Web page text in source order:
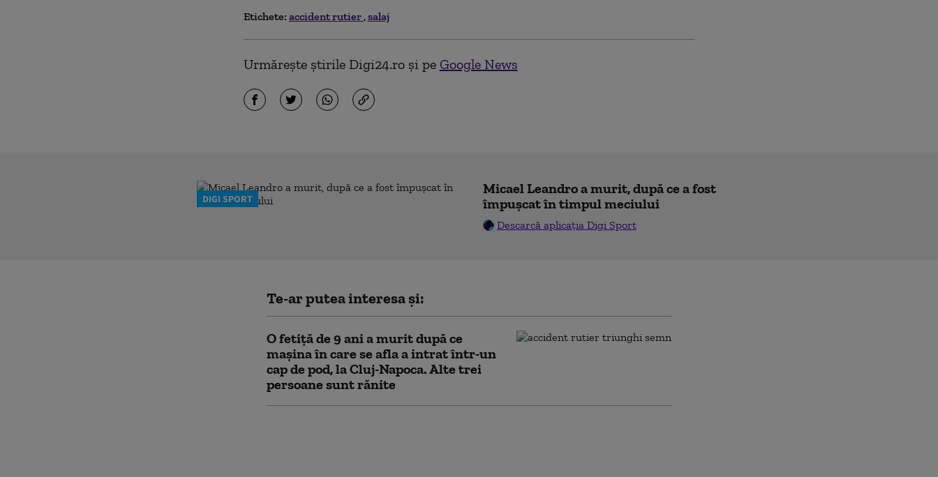
Etichete: accident rutier salaj
Urmărește știrile Digi24.ro și pe Google News
DIGI SPORT
Micael Leandro a murit, după ce a fost
împușcat în timpul meciului
Descarcă aplicația Digi Sport
Te-ar putea interesa și:
O fetiță de 9 ani a murit după ce
mașina în care se afla a intrat într-un
cap de pod, la Cluj-Napoca. Alte trei
persoane sunt rănite